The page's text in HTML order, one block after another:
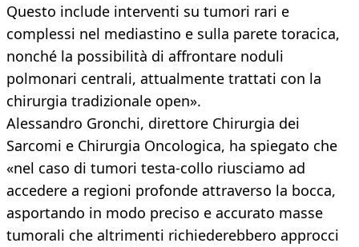
Questo include interventi su tumori rari e
complessi nel mediastino e sulla parete toracica,
nonché la possibilità di affrontare noduli
polmonari centrali, attualmente trattati con la
chirurgia tradizionale open».
Alessandro Gronchi, direttore Chirurgia dei
Sarcomi e Chirurgia Oncologica, ha spiegato che
«nel caso di tumori testa-collo riusciamo ad
accedere a regioni profonde attraverso la bocca,
asportando in modo preciso e accurato masse
tumorali che altrimenti richiederebbero approcci